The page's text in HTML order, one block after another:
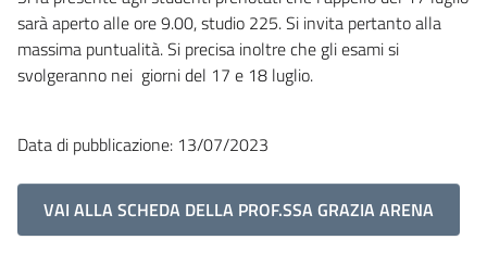
sarà aperto alle ore 9.00, studio 225. Si invita pertanto alla
massima puntualità. Si precisa inoltre che gli esami si
svolgeranno nei giorni del 17 e 18 luglio.
Data di pubblicazione: 13/07/2023
VAI ALLA SCHEDA DELLA PROF.SSA GRAZIA ARENA